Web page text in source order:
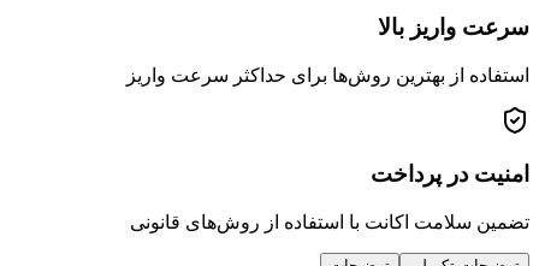
بالا
از بهترین روش‌ها برای حداکثر سرعت واریز
پرداخت
اکانت با استفاده از روش‌های قانونی